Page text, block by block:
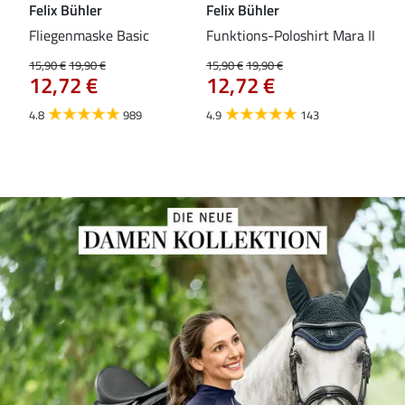
Felix Bühler
Fliegenmaske Basic
15,90 €19,90 €
12,72 €
4.8 989
Felix Bühler
Funktions-Poloshirt Mara II
15,90 €19,90 €
12,72 €
4.9 143